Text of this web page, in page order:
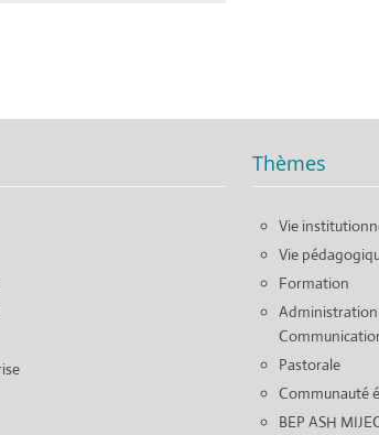
Thèmes
Vie
Vie
Formation
Pastorale
Communauté
BEP ASH